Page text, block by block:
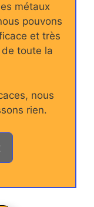
métaux
pouvons
et très
toute la
nous
rien.